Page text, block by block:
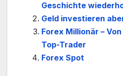
Geschichte
Geld investieren
Forex Millionär –
Top-Trader
Forex Spot